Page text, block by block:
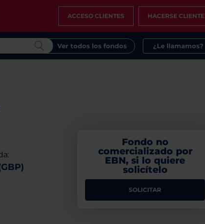
ACCESO CLIENTES HACERSE CLIENTE
Ver todos los fondos ¿Le llamamos?
Fondo no
comercializado por
EBN, si lo quiere
solicítelo
SOLICITAR